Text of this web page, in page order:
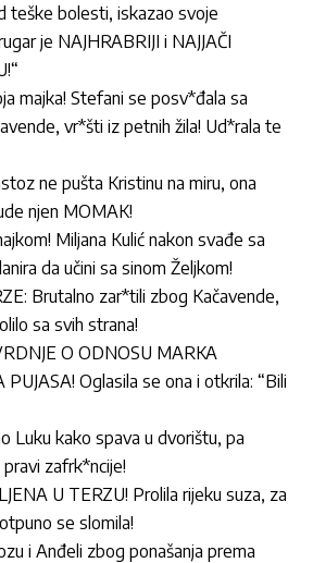
teške bolesti, iskazao svoje
je NAJHRABRIJI i NAJJAČI
majka! Stefani se posv*đala sa
vr*šti iz petnih žila! Ud*rala te
ne pušta Kristinu na miru, ona
njen MOMAK!
Miljana Kulić nakon svađe sa
da učini sa sinom Željkom!
Brutalno zar*tili zbog Kačavende,
sa svih strana!
O ODNOSU MARKA
Oglasila se ona i otkrila: “Bili
Luku kako spava u dvorištu, pa
zafrk*ncije!
U TERZU! Prolila rijeku suza, za
se slomila!
i Anđeli zbog ponašanja prema